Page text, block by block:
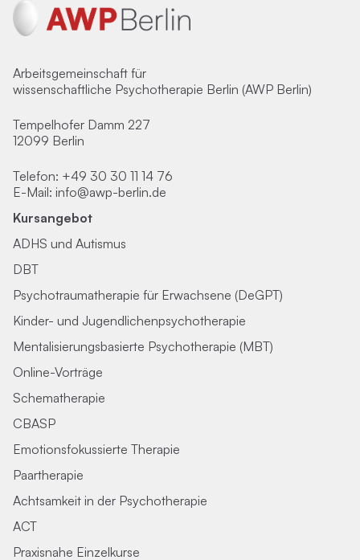
Arbeitsgemeinschaft für
wissenschaftliche Psychotherapie Berlin (AWP Berlin)
Tempelhofer Damm 227
12099 Berlin
Telefon: +49 30 30 11 14 76
E-Mail: info@awp-berlin.de
Kursangebot
ADHS und Autismus
DBT
Psychotraumatherapie für Erwachsene (DeGPT)
Kinder- und Jugendlichenpsychotherapie
Mentalisierungsbasierte Psychotherapie (MBT)
Online-Vorträge
Schematherapie
CBASP
Emotionsfokussierte Therapie
Paartherapie
Achtsamkeit in der Psychotherapie
ACT
Praxisnahe Einzelkurse